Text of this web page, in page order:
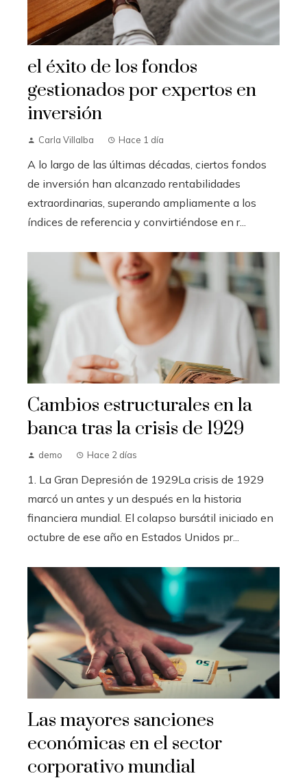
el éxito de los fondos
gestionados por expertos en
inversión
Carla Villalba Hace 1 día
A lo largo de las últimas décadas, ciertos fondos
de inversión han alcanzado rentabilidades
extraordinarias, superando ampliamente a los
índices de referencia y convirtiéndose en r...
Cambios estructurales en la
banca tras la crisis de 1929
demo Hace 2 días
1. La Gran Depresión de 1929La crisis de 1929
marcó un antes y un después en la historia
financiera mundial. El colapso bursátil iniciado en
octubre de ese año en Estados Unidos pr...
Las mayores sanciones
económicas en el sector
corporativo mundial